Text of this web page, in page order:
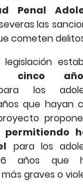
Penal
las
cometen
cinco
los
que hayan
permitiendo
para los
años que
graves o